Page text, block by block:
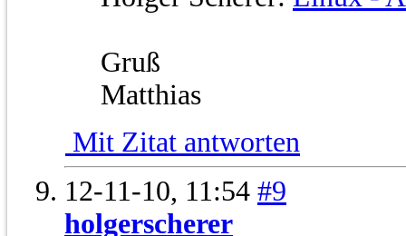
Gruß
Matthias
Mit Zitat antworten
12-11-10, 11:54 #9
holgerscherer